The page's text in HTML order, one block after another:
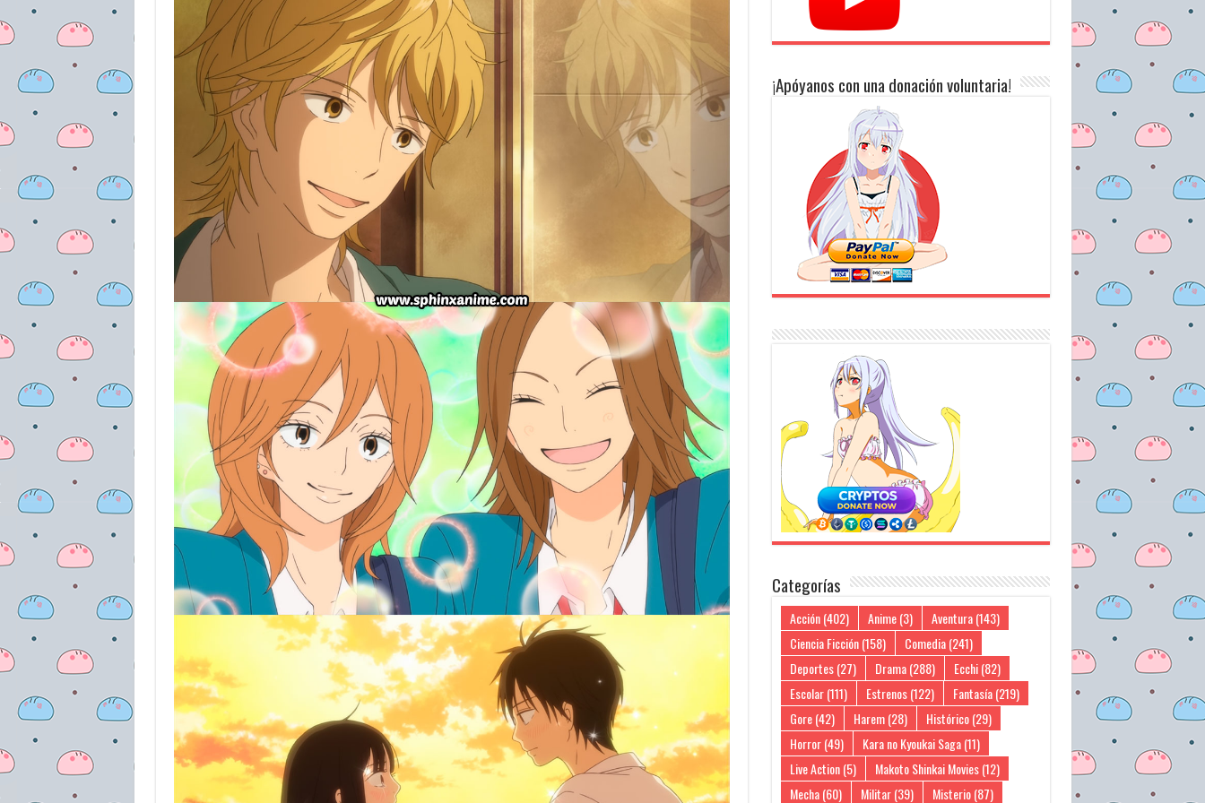
¡Apóyanos con una donación voluntaria!
Categorías
Acción(402) Anime(3) Aventura(143)
Ciencia Ficción(158) Comedia(241)
Deportes(27) Drama(288) Ecchi(82)
Escolar(111) Estrenos(122) Fantasía(219)
Gore(42) Harem(28) Histórico(29)
Horror(49) Kara no Kyoukai Saga(11)
Live Action(5) Makoto Shinkai Movies(12)
Mecha(60) Militar(39) Misterio(87)